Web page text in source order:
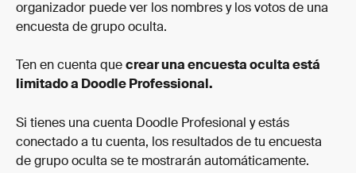
organizador puede ver los nombres y los votos de una
encuesta de grupo oculta.
Ten en cuenta que crear una encuesta oculta está
limitado a Doodle Professional.
Si tienes una cuenta Doodle Profesional y estás
conectado a tu cuenta, los resultados de tu encuesta
de grupo oculta se te mostrarán automáticamente.